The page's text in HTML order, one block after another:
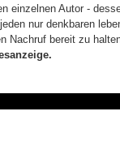
einzelnen Autor -
nur denkbaren
Nachruf bereit zu